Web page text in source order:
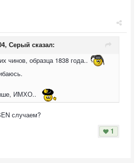
Серый сказал:
чинов, образца 1838 года..
ИМХО..
случаем?
1